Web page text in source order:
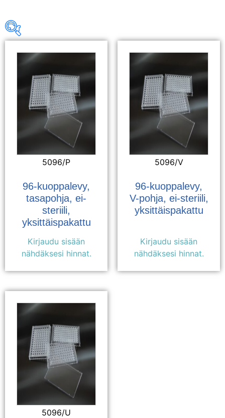
5096/P
96-kuoppalevy,
tasapohja, ei-
steriili,
yksittäispakattu
Kirjaudu sisään
nähdäksesi hinnat.
5096/V
96-kuoppalevy,
V-pohja, ei-steriili,
yksittäispakattu
Kirjaudu sisään
nähdäksesi hinnat.
5096/U